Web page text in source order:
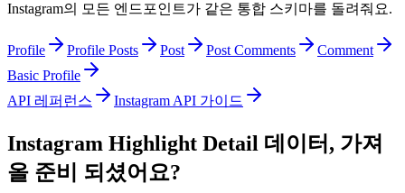
Instagram의 모든 엔드포인트가 같은 통합 스키마를 돌려줘요.
Profile Profile Posts Post Post Comments
Comment
Basic Profile
API 레퍼런스
Instagram API 가이드
Instagram Highlight Detail 데이터, 가져
올 준비 되셨어요?